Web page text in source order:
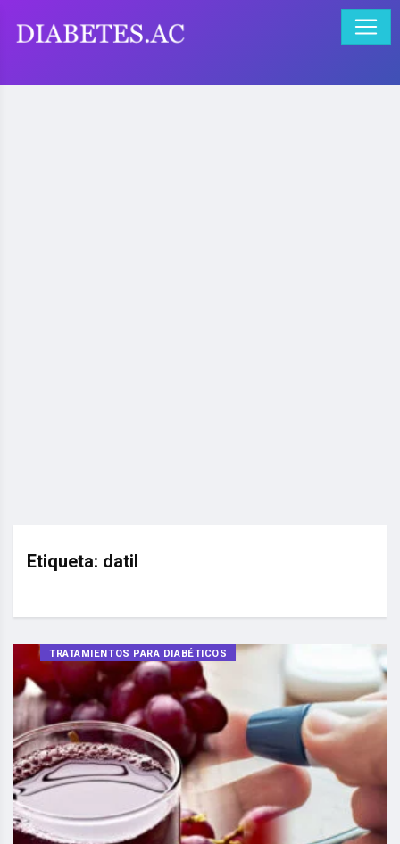
Etiqueta: datil
TRATAMIENTOS PARA DIABÉTICOS